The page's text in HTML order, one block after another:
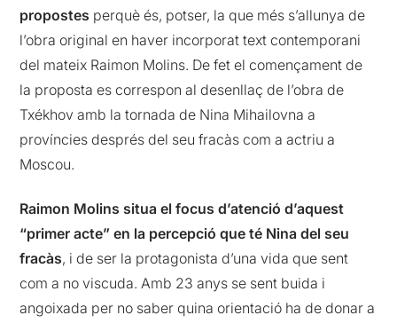
propostes perquè és, potser, la que més s’allunya de
l’obra original en haver incorporat text contemporani
del mateix Raimon Molins. De fet el començament de
la proposta es correspon al desenllaç de l’obra de
Txékhov amb la tornada de Nina Mihailovna a
províncies després del seu fracàs com a actriu a
Moscou.
Raimon Molins situa el focus d’atenció d’aquest
“primer acte” en la percepció que té Nina del seu
fracàs, i de ser la protagonista d’una vida que sent
com a no viscuda. Amb 23 anys se sent buida i
angoixada per no saber quina orientació ha de donar a